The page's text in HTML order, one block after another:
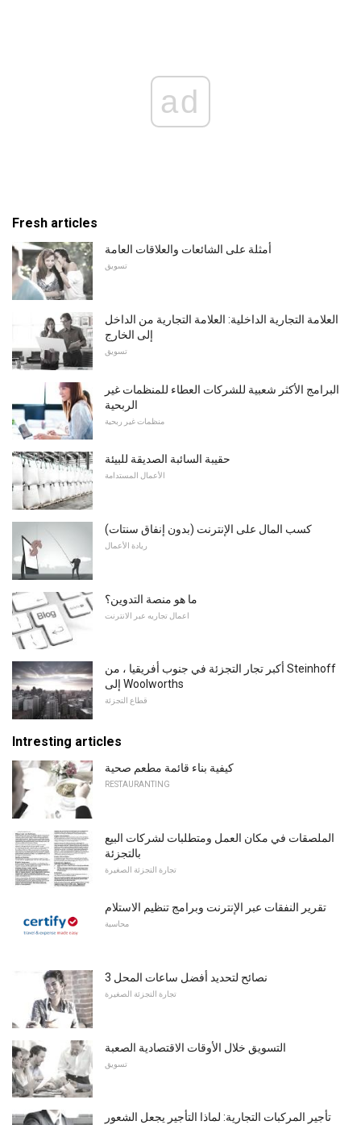
ad
Fresh articles
أمثلة على الشائعات والعلاقات العامة
تسويق
العلامة التجارية الداخلية: العلامة التجارية من الداخل
إلى الخارج
تسويق
البرامج الأكثر شعبية للشركات العطاء للمنظمات غير
الربحية
منظمات غير ربحية
حقيبة السائبة الصديقة للبيئة
الأعمال المستدامة
كسب المال على الإنترنت (بدون إنفاق سنتات)
ريادة الأعمال
ما هو منصة التدوين؟
اعمال تجاريه عبر الانترنت
أكبر تجار التجزئة في جنوب أفريقيا ، من Steinhoff
إلى Woolworths
قطاع التجزئة
Intresting articles
كيفية بناء قائمة مطعم صحية
RESTAURANTING
الملصقات في مكان العمل ومتطلبات لشركات البيع
بالتجزئة
تجارة التجزئة الصغيرة
تقرير النفقات عبر الإنترنت وبرامج تنظيم الاستلام
محاسبة
3 نصائح لتحديد أفضل ساعات المحل
تجارة التجزئة الصغيرة
التسويق خلال الأوقات الاقتصادية الصعبة
تسويق
تأجير المركبات التجارية: لماذا التأجير يجعل الشعور